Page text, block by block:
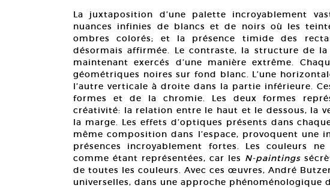
La juxtaposition d’une palette incroyablement
nuances infinies de blancs et de noirs où les
ombres colorés; et la présence timide des
désormais affirmée. Le contraste, la structure de
maintenant exercés d’une manière extrême.
géométriques noires sur fond blanc. L’une
l’autre verticale à droite dans la partie inférieure.
formes et de la chromie. Les deux formes
créativité: la relation entre le haut et le dessous, la
la marge. Les effets d’optiques présents dans
même composition dans l’espace, provoquent une
présences incroyablement fortes. Les couleurs
comme étant représentées, car les N-paintings
de toutes les couleurs. Avec ces œuvres, André
universelles, dans une approche phénoménologique